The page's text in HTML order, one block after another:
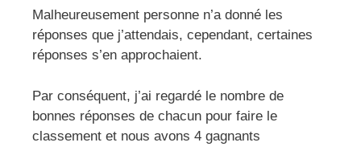
Malheureusement personne n’a donné les
réponses que j’attendais, cependant, certaines
réponses s’en approchaient.
Par conséquent, j’ai regardé le nombre de
bonnes réponses de chacun pour faire le
classement et nous avons 4 gagnants